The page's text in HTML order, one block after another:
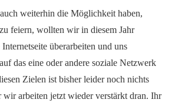
weiterhin die Möglichkeit haben,
feiern, wollten wir in diesem Jahr
überarbeiten und uns
das eine oder andere soziale Netzwerk
Zielen ist bisher leider noch nichts
wir arbeiten jetzt wieder verstärkt dran. Ihr